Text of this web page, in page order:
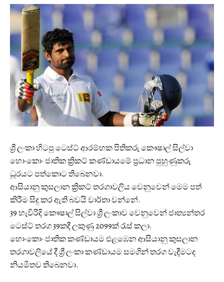
ශ්‍රී ලංකා හිටපු ටෙස්ට් ආරම්භක පිතිකරු කෞෂාල් සිල්වා
හොංකොං ජාතික ක්‍රිකට් කණ්ඩායමේ ප්‍රධාන පුහුණුකරු
ධූරයට පත්කොට තිබෙනවා.
ආසියානු කුසලාන ක්‍රිකට් තරගාවලිය වෙනුවෙන් මෙම පත්
කිරීම සිදු කර ඇති බවයි වාර්තා වන්නේ.
39 හැවිරිදි කෞෂාල් සිල්වා ශ්‍රී ලංකාව වෙනුවෙන් ජාත්‍යන්තර
ටෙස්ට් තරග 39කදී ලකුණු 2099ක් රැස් කලා.
හොංකොං ජාතික කණ්ඩායම එළඹෙන ආසියානු කුසලාන
තරගාවලියේ දී ශ්‍රී ලංකා කණ්ඩායම සමගින් තරග වැදීමටද
නියමිතව තිබෙනවා.